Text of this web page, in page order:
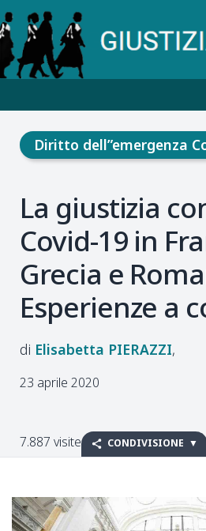
La giustizia
Covid-19 in
Grecia e
Esperienze a
Elisabetta PIERAZZI
23 aprile 2020
7.887 visite CONDIVISIONE